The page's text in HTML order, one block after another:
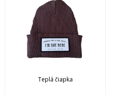
Teplá čiapka